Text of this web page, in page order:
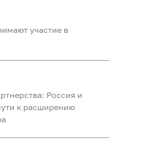
участие в
Россия и
к расширению